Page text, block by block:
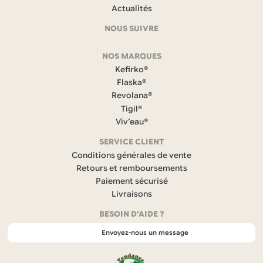
coordonnées
Actualités
NOUS SUIVRE
a
c
e
b
o
o
k
s
o
u
v
r
d
a
n
u
NOS MARQUES
Kefirko®
Flaska®
Revolana®
Tigil®
Viv’eau®
SERVICE CLIENT
Conditions générales de vente
Retours et remboursements
Paiement sécurisé
Livraisons
BESOIN D'AIDE ?
Envoyez-nous un message